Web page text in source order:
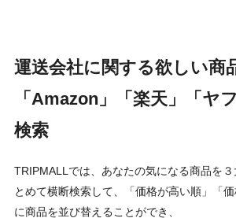
運送会社に関する欲しい商
「Amazon」「楽天」「ヤ
検索
TRIPMALLでは、あなたの気になる商品を
とめて横断検索して、「価格が高い順」「
に商品を並び替えることができ、